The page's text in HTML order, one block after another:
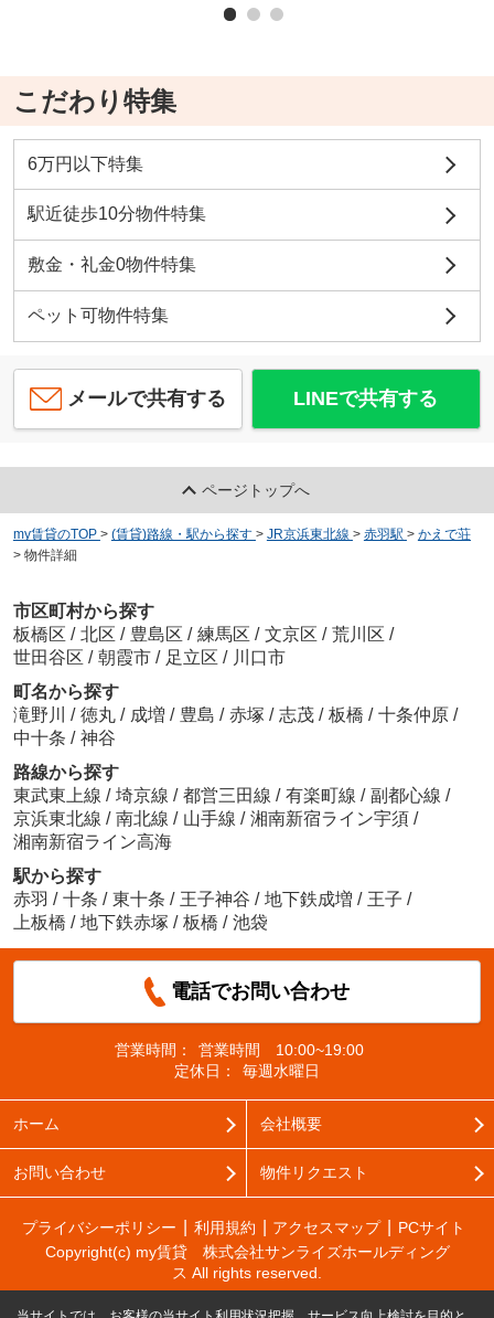
こだわり特集
6万円以下特集
駅近徒歩10分物件特集
敷金・礼金0物件特集
ペット可物件特集
メールで共有する LINEで共有する
ページトップへ
my賃貸のTOP > (賃貸)路線・駅から探す > JR京浜東北線 > 赤羽駅 > かえで荘
> 物件詳細
市区町村から探す
板橋区 / 北区 / 豊島区 / 練馬区 / 文京区 / 荒川区 /
世田谷区 / 朝霞市 / 足立区 / 川口市
町名から探す
滝野川 / 徳丸 / 成増 / 豊島 / 赤塚 / 志茂 / 板橋 / 十条仲原 /
中十条 / 神谷
路線から探す
東武東上線 / 埼京線 / 都営三田線 / 有楽町線 / 副都心線 /
京浜東北線 / 南北線 / 山手線 / 湘南新宿ライン宇須 /
湘南新宿ライン高海
駅から探す
赤羽 / 十条 / 東十条 / 王子神谷 / 地下鉄成増 / 王子 /
上板橋 / 地下鉄赤塚 / 板橋 / 池袋
電話でお問い合わせ
営業時間：
営業時間 10:00~19:00
定休日：
毎週水曜日
ホーム 会社概要
お問い合わせ 物件リクエスト
プライバシーポリシー 利用規約 アクセスマップ
PCサイト
Copyright(c) my賃貸 株式会社サンライズホールディング
ス All rights reserved.